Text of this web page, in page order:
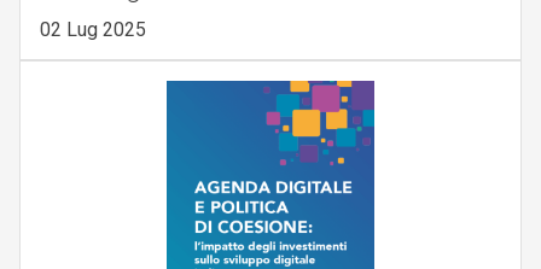
02 Lug 2025